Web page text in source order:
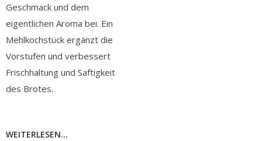
Geschmack und dem
eigentlichen Aroma bei. Ein
Mehlkochstück ergänzt die
Vorstufen und verbessert
Frischhaltung und Saftigkeit
des Brotes.
WEITERLESEN...